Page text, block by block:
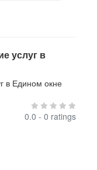
услуг в
в Едином окне
0.0 - 0 ratings